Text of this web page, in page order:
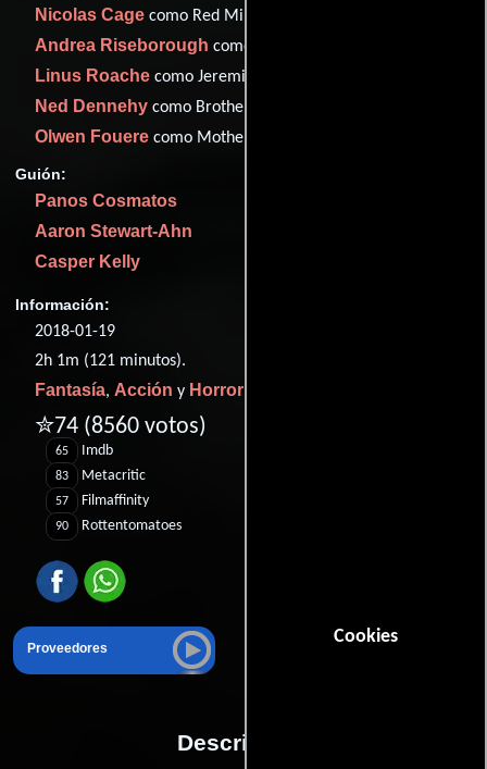
Cookies
Nicolas Cage como Red Miller
Andrea Riseborough como Mandy Bloom
Linus Roache como Jeremiah Sand
Ned Dennehy como Brother Swan
Olwen Fouere como Mother Marlene
Guión:
Panos Cosmatos
Aaron Stewart-Ahn
Casper Kelly
Información:
2018-01-19
2h 1m (121 minutos).
Fantasía, Acción y Horror
✮74 (8560 votos)
65 Imdb
83 Metacritic
57 Filmaffinity
90 Rottentomatoes
Proveedores
Descripción